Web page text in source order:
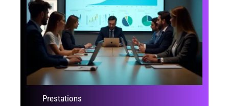
Prestations